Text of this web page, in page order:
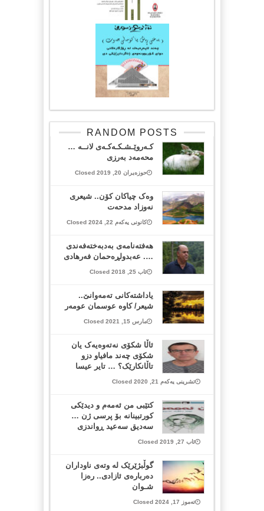
RANDOM POSTS
کـەروێـشـکـەکـەی لانــە …
محەمەد بەرزی
حوزەیران 20, 2019 Closed
وەک چیاکان کۆن.. شیعری
نەوزاد مدحەت
کانونی یەکەم 22, 2024 Closed
هه‌فته‌نامه‌ی به‌دبه‌خته‌فه‌ندی
…. عه‌بدولڕه‌حمان فه‌رهادی
ئاب 25, 2018 Closed
یاداشتەکانی تەمەوانێ..
شیعر/ کاوە عوسمان عومەر
مارس 15, 2021 Closed
ئاڵا شکۆی نەتەوەیەک یان
شکۆی چەند مافیاو دزو
تاڵانکارێک؟ … تایر عیسا
تشرینی یەکەم 21, 2020 Closed
كتێبی من ئه‌مه‌م و دیدێكی
كورتبینانه‌ بۆ پرسی ژن …
سه‌دیق سه‌عید ڕواندزی
ئاب 27, 2019 Closed
گوڵبژێرێک لە وتەی ناوداران
دەربارەی ئازادی.. رەزا
شـوان
تەموز 17, 2024 Closed